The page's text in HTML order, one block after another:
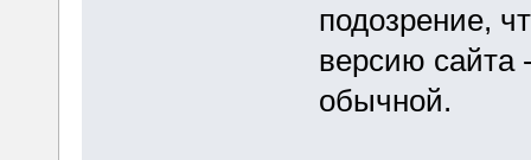
подозрение,
версию сайта
обычной.